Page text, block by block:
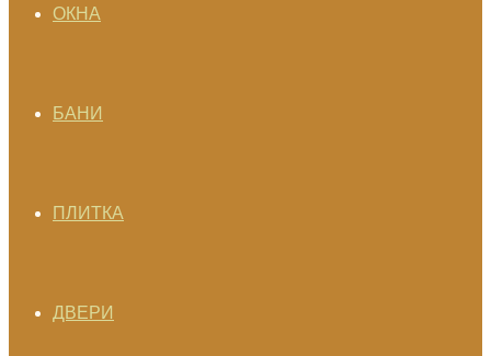
ОКНА
БАНИ
ПЛИТКА
ДВЕРИ